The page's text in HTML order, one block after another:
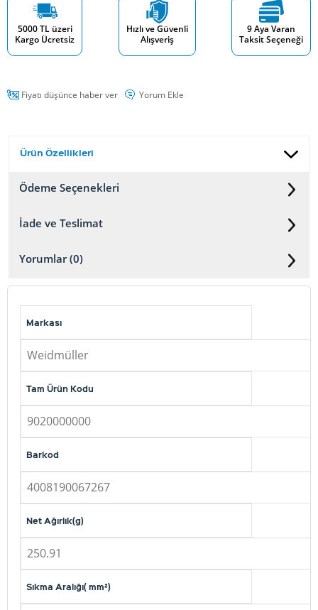
5000 TL üzeri
Kargo Ücretsiz
Hızlı ve Güvenli
Alışveriş
9 Aya Varan
Taksit Seçeneği
Fiyatı düşünce haber ver Yorum Ekle
Ürün Özellikleri
Ödeme Seçenekleri
İade ve Teslimat
Yorumlar (0)
Markası
Weidmüller
Tam Ürün Kodu
9020000000
Barkod
4008190067267
Net Ağırlık(g)
250.91
Sıkma Aralığı( mm²)